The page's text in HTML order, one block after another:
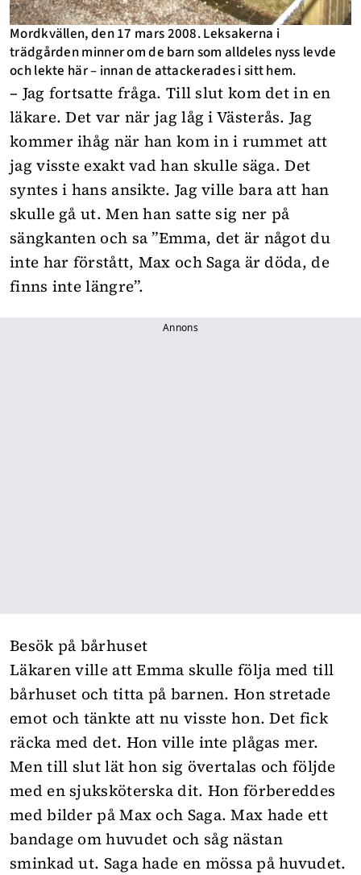
Mordkvällen, den 17 mars 2008. Leksakerna i
trädgården minner om de barn som alldeles nyss levde
och lekte här – innan de attackerades i sitt hem.
– Jag fortsatte fråga. Till slut kom det in en
läkare. Det var när jag låg i Västerås. Jag
kommer ihåg när han kom in i rummet att
jag visste exakt vad han skulle säga. Det
syntes i hans ansikte. Jag ville bara att han
skulle gå ut. Men han satte sig ner på
sängkanten och sa ”Emma, det är något du
inte har förstått, Max och Saga är döda, de
finns inte längre”.
Annons
Besök på bårhuset
Läkaren ville att Emma skulle följa med till
bårhuset och titta på barnen. Hon stretade
emot och tänkte att nu visste hon. Det fick
räcka med det. Hon ville inte plågas mer.
Men till slut lät hon sig övertalas och följde
med en sjuksköterska dit. Hon förbereddes
med bilder på Max och Saga. Max hade ett
bandage om huvudet och såg nästan
sminkad ut. Saga hade en mössa på huvudet.